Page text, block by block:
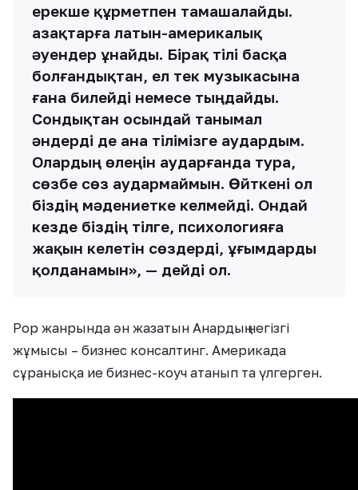
ерекше құрметпен тамашалайды.
Қазақтарға латын-америкалық
әуендер ұнайды. Бірақ тілі басқа
болғандықтан, ел тек музыкасына
ғана билейді немесе тыңдайды.
Сондықтан осындай танымал
әндерді де ана тілімізге аудардым.
Олардың өлеңін аударғанда тура,
сөзбе сөз аудармаймын. Өйткені ол
біздің мәдениетке келмейді. Ондай
кезде біздің тілге, психологияға
жақын келетін сөздерді, ұғымдарды
қолданамын», — дейді ол.
Pop жанрында ән жазатын Анардың негізгі
жұмысы – бизнес консалтинг. Америкада
сұранысқа ие бизнес-коуч атанып та үлгерген.